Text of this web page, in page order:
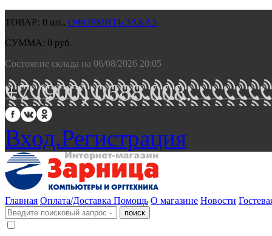
ТОВАР: 0 шт., ОФОРМИТЬ ЗАКАЗ
СУММА: 0 руб.
Состояние склада на 06/08/2026 20:05
+7 (900) 0688 008.
Вход.Регистрация
Главная Оплата/Доставка Помощь О магазине Новости